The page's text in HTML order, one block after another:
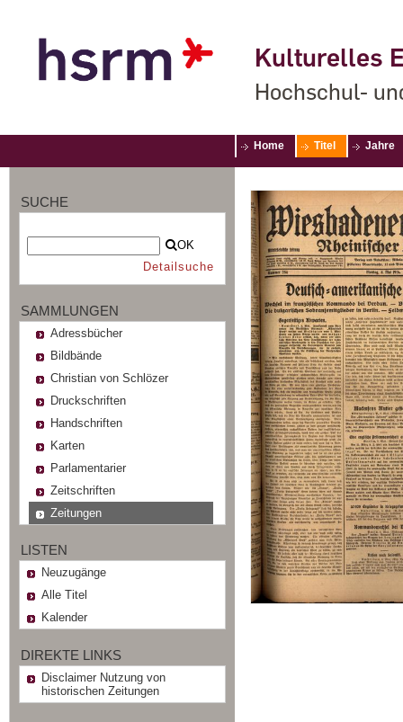
Kulturelles
Hochschul-
Home Titel Jahre
SUCHE
OK
Detailsuche
SAMMLUNGEN
Adressbücher
Bildbände
Christian von Schlözer
Druckschriften
Handschriften
Karten
Parlamentarier
Zeitschriften
Zeitungen
LISTEN
Neuzugänge
Alle Titel
Kalender
DIREKTE LINKS
Disclaimer Nutzung von
historischen Zeitungen